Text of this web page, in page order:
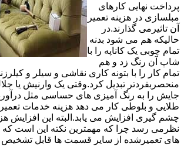
پرداخت نهایی کارهای
مبلسازی در هزینه تعمیر
آن تاثیرمی گذارند.در
حالیکه هم می شود بدنه
تمام چوبی یک کاناپه را با
شاپ آن رنگ زد و هم
تمام کار را با بتونه کاری نقاشی و سیلر و
منحصربفردتر تبدیل کرد.وقتی یک وارنیش یا
جایش را به رنگ آمیزی های حساسی مثل
طلایی و بلوطی کار می دهد هزینه خدمات
چشم گیری افزایش می یابد.البته این افزایش
نظرمی رسد چرا که مهمترین نکته این است که
های تعمیرشده از سایر قسمت ها قابل تشخیص